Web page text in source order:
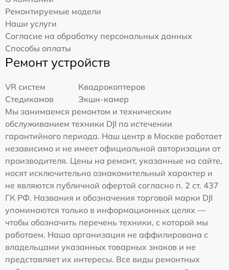
Ремонтируемые модели
Наши услуги
Согласие на обработку персональных данных
Способы оплаты
Ремонт устройств
VR систем
Квадрокоптеров
Стедикамов
Экшн-камер
Мы занимаемся ремонтом и техническим
обслуживанием техники DJI по истечении
гарантийного периода. Наш центр в Москве работает
независимо и не имеет официальной авторизации от
производителя. Цены на ремонт, указанные на сайте,
носят исключительно ознакомительный характер и
не являются публичной офертой согласно п. 2 ст. 437
ГК РФ. Названия и обозначения торговой марки DJI
упоминаются только в информационных целях —
чтобы обозначить перечень техники, с которой мы
работаем. Наша организация не аффилирована с
владельцами указанных товарных знаков и не
представляет их интересы. Все виды ремонтных